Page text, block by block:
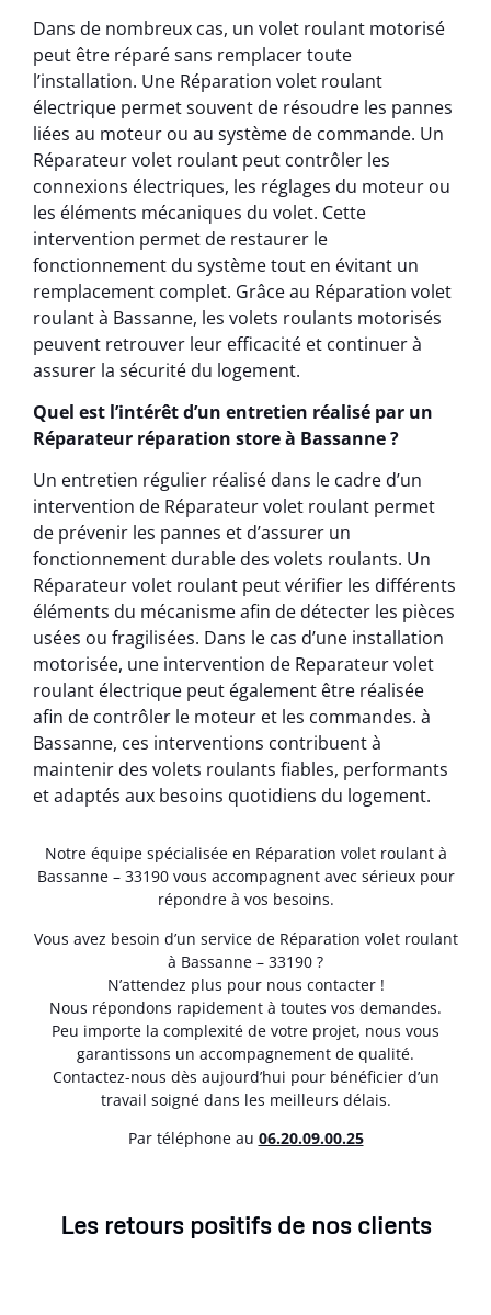
Dans de nombreux cas, un volet roulant motorisé
peut être réparé sans remplacer toute
l’installation. Une Réparation volet roulant
électrique permet souvent de résoudre les pannes
liées au moteur ou au système de commande. Un
Réparateur volet roulant peut contrôler les
connexions électriques, les réglages du moteur ou
les éléments mécaniques du volet. Cette
intervention permet de restaurer le
fonctionnement du système tout en évitant un
remplacement complet. Grâce au Réparation volet
roulant à Bassanne, les volets roulants motorisés
peuvent retrouver leur efficacité et continuer à
assurer la sécurité du logement.
Quel est l’intérêt d’un entretien réalisé par un
Réparateur réparation store à Bassanne ?
Un entretien régulier réalisé dans le cadre d’un
intervention de Réparateur volet roulant permet
de prévenir les pannes et d’assurer un
fonctionnement durable des volets roulants. Un
Réparateur volet roulant peut vérifier les différents
éléments du mécanisme afin de détecter les pièces
usées ou fragilisées. Dans le cas d’une installation
motorisée, une intervention de Reparateur volet
roulant électrique peut également être réalisée
afin de contrôler le moteur et les commandes. à
Bassanne, ces interventions contribuent à
maintenir des volets roulants fiables, performants
et adaptés aux besoins quotidiens du logement.
Notre équipe spécialisée en Réparation volet roulant à
Bassanne – 33190 vous accompagnent avec sérieux pour
répondre à vos besoins.
Vous avez besoin d’un service de Réparation volet roulant
à Bassanne – 33190 ?
N’attendez plus pour nous contacter !
Nous répondons rapidement à toutes vos demandes.
Peu importe la complexité de votre projet, nous vous
garantissons un accompagnement de qualité.
Contactez-nous dès aujourd’hui pour bénéficier d’un
travail soigné dans les meilleurs délais.
Par téléphone au 06.20.09.00.25
Les retours positifs de nos clients